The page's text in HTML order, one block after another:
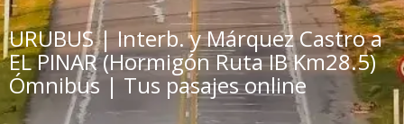
URUBUS | Interb. y Márquez Castro a
EL PINAR (Hormigón Ruta IB Km28.5)
Ómnibus | Tus pasajes online